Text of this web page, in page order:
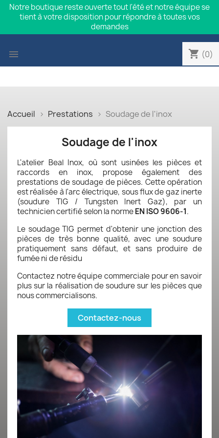
Notre boutique reste ouverte tout l'été et notre équipe se
tient à votre disposition pour répondre à toutes vos
demandes
 shopping_cart (0)
Accueil Prestations Soudage de l'inox
Soudage de l'inox
L'atelier Beal Inox, où sont usinées les pièces et
raccords en inox, propose également des
prestations de soudage de pièces. Cette opération
est réalisée à l'arc électrique, sous flux de gaz inerte
(soudure TIG / Tungsten Inert Gaz), par un
technicien certifié selon la normeEN ISO 9606-1.
Le soudage TIG permet d'obtenir une jonction des
pièces de très bonne qualité, avec une soudure
pratiquement sans défaut, et sans produire de
fumée ni de résidu
Contactez notre équipe commerciale pour en savoir
plus sur la réalisation de soudure sur les pièces que
nous commercialisons.
Contactez-nous